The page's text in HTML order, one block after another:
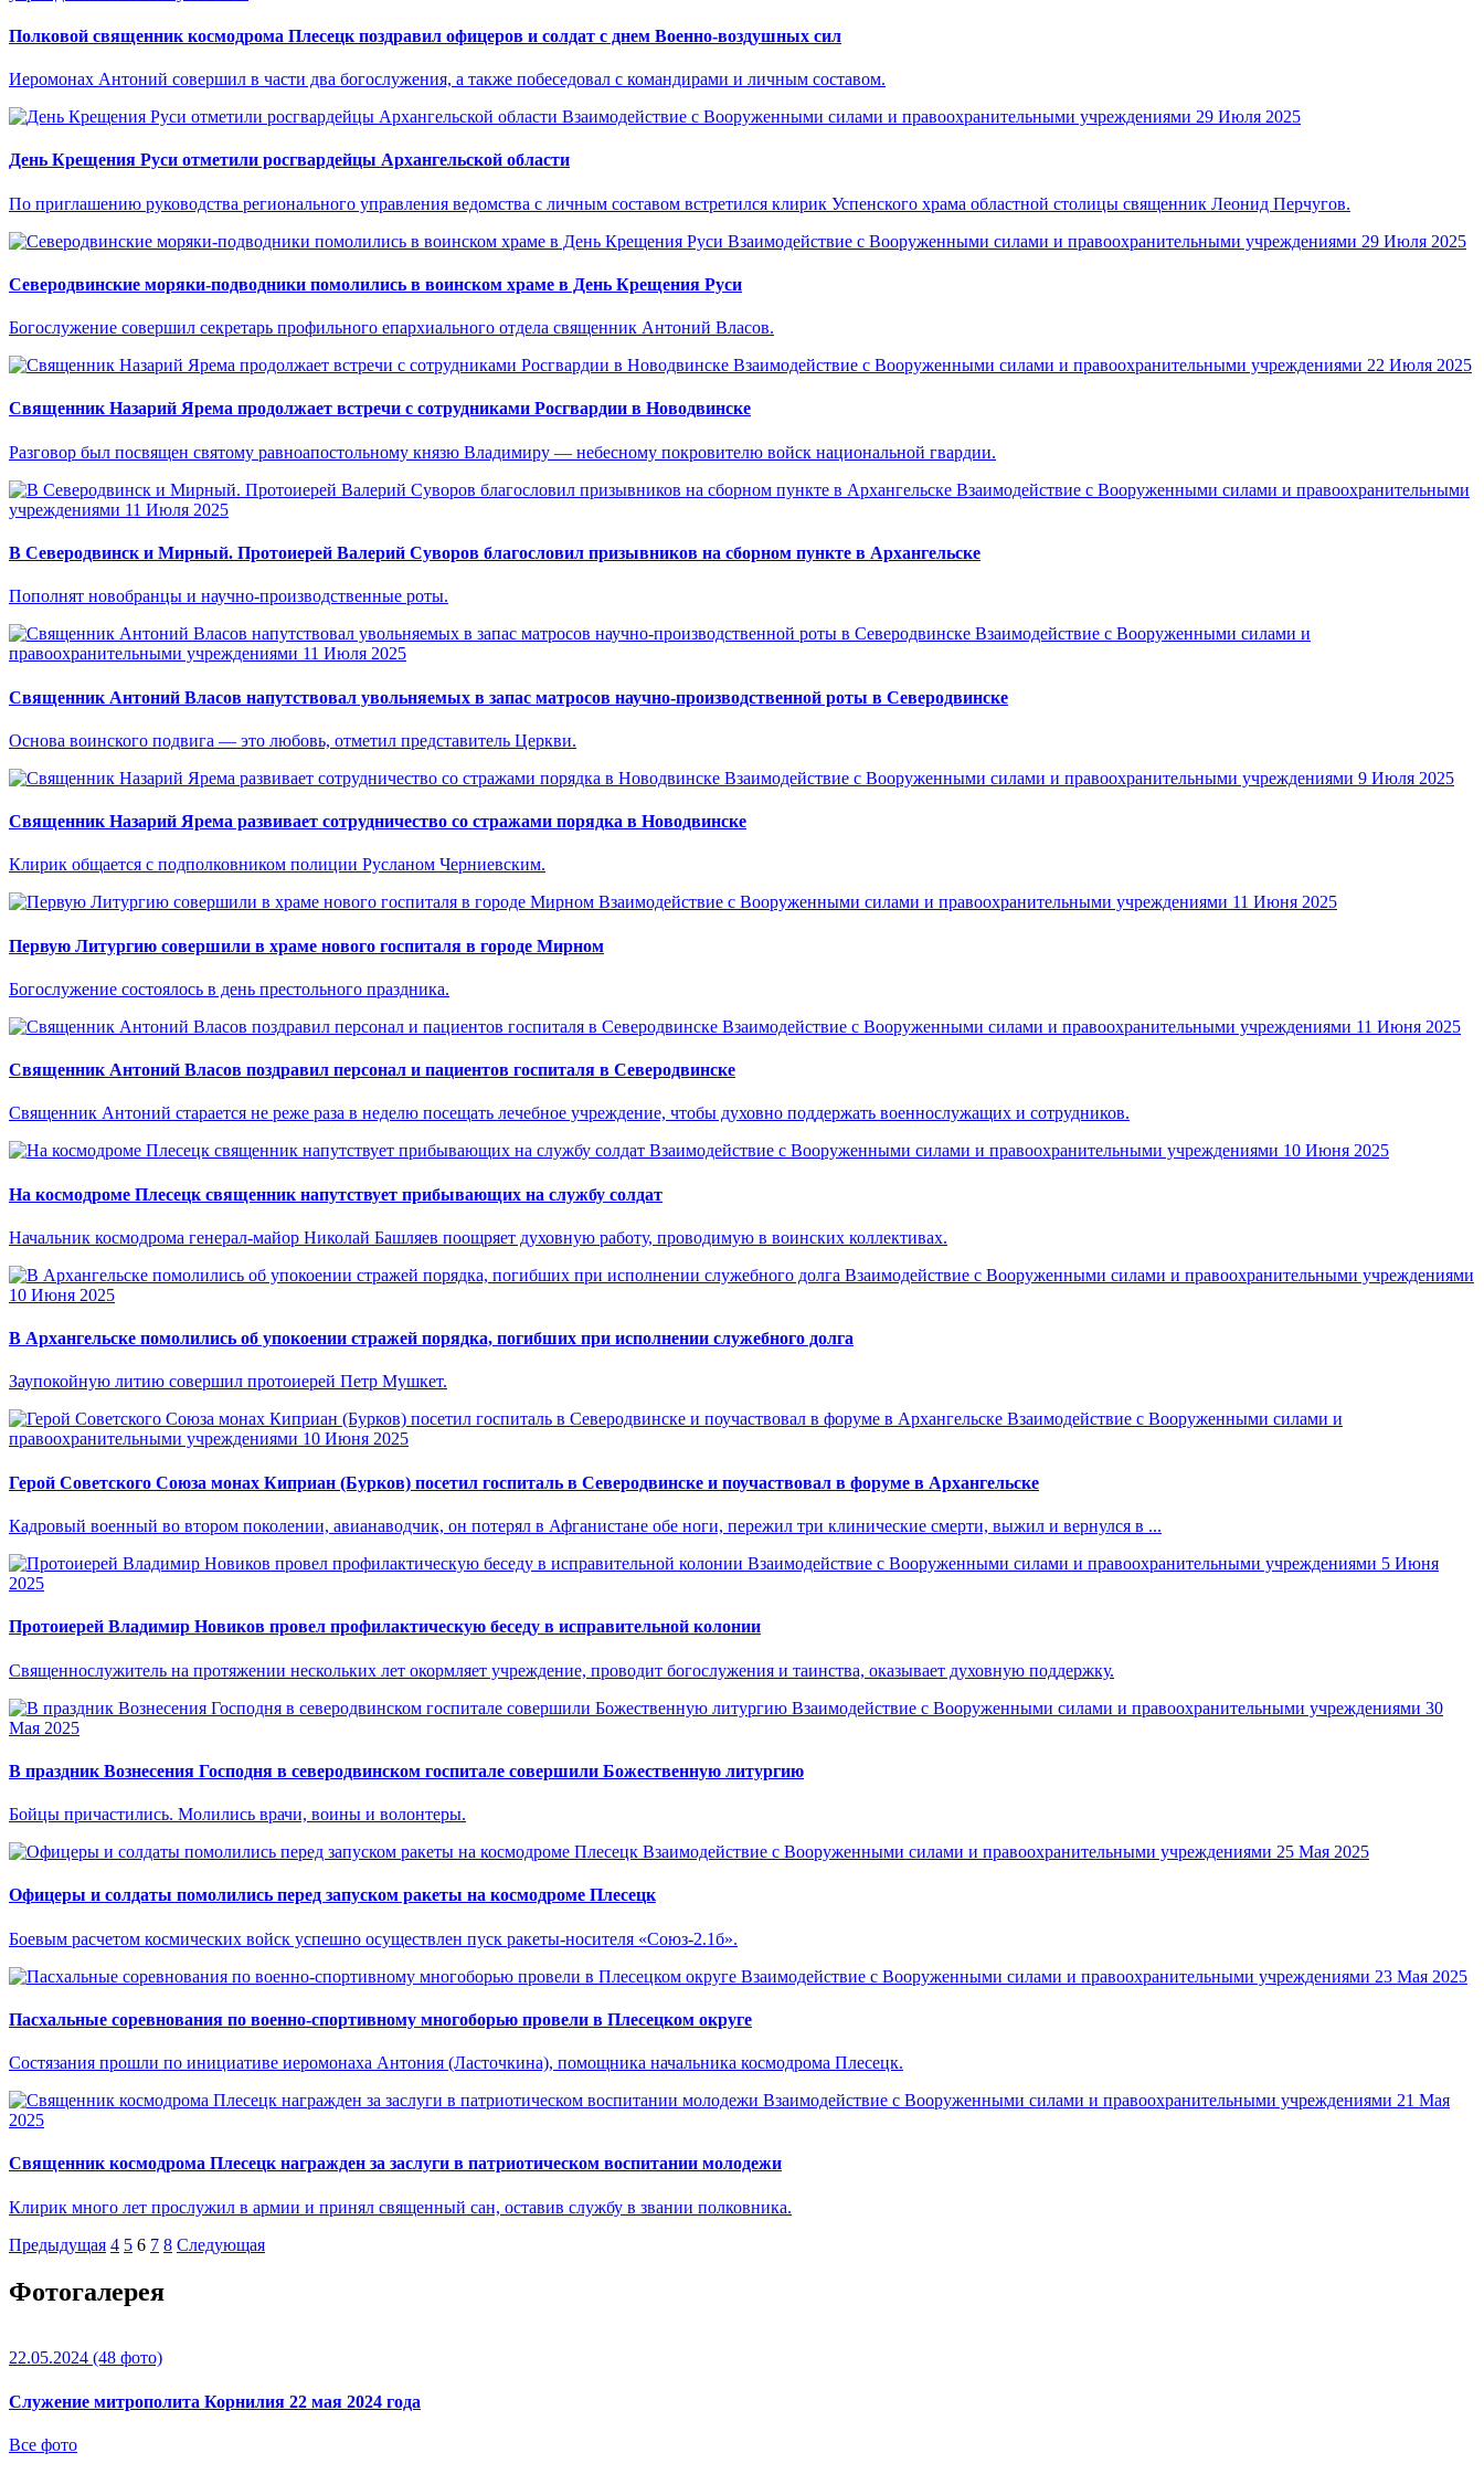
Полковой священник космодрома Плесецк поздравил офицеров и солдат с днем Военно-воздушных сил
Иеромонах Антоний совершил в части два богослужения, а также побеседовал с командирами и личным составом.
Взаимодействие с Вооруженными силами и правоохранительными учреждениями 29 Июля 2025
День Крещения Руси отметили росгвардейцы Архангельской области
По приглашению руководства регионального управления ведомства с личным составом встретился клирик Успенского храма областной столицы священник Леонид Перчугов.
Взаимодействие с Вооруженными силами и правоохранительными учреждениями 29 Июля 2025
Северодвинские моряки-подводники помолились в воинском храме в День Крещения Руси
Богослужение совершил секретарь профильного епархиального отдела священник Антоний Власов.
Взаимодействие с Вооруженными силами и правоохранительными учреждениями 22 Июля 2025
Священник Назарий Ярема продолжает встречи с сотрудниками Росгвардии в Новодвинске
Разговор был посвящен святому равноапостольному князю Владимиру — небесному покровителю войск национальной гвардии.
Взаимодействие с Вооруженными силами и правоохранительными
учреждениями 11 Июля 2025
В Северодвинск и Мирный. Протоиерей Валерий Суворов благословил призывников на сборном пункте в Архангельске
Пополнят новобранцы и научно-производственные роты.
Взаимодействие с Вооруженными силами и
правоохранительными учреждениями 11 Июля 2025
Священник Антоний Власов напутствовал увольняемых в запас матросов научно-производственной роты в Северодвинске
Основа воинского подвига — это любовь, отметил представитель Церкви.
Взаимодействие с Вооруженными силами и правоохранительными учреждениями 9 Июля 2025
Священник Назарий Ярема развивает сотрудничество со стражами порядка в Новодвинске
Клирик общается с подполковником полиции Русланом Черниевским.
Взаимодействие с Вооруженными силами и правоохранительными учреждениями 11 Июня 2025
Первую Литургию совершили в храме нового госпиталя в городе Мирном
Богослужение состоялось в день престольного праздника.
Взаимодействие с Вооруженными силами и правоохранительными учреждениями 11 Июня 2025
Священник Антоний Власов поздравил персонал и пациентов госпиталя в Северодвинске
Священник Антоний старается не реже раза в неделю посещать лечебное учреждение, чтобы духовно поддержать военнослужащих и сотрудников.
Взаимодействие с Вооруженными силами и правоохранительными учреждениями 10 Июня 2025
На космодроме Плесецк священник напутствует прибывающих на службу солдат
Начальник космодрома генерал-майор Николай Башляев поощряет духовную работу, проводимую в воинских коллективах.
Взаимодействие с Вооруженными силами и правоохранительными учреждениями
10 Июня 2025
В Архангельске помолились об упокоении стражей порядка, погибших при исполнении служебного долга
Заупокойную литию совершил протоиерей Петр Мушкет.
Взаимодействие с Вооруженными силами и
правоохранительными учреждениями 10 Июня 2025
Герой Советского Союза монах Киприан (Бурков) посетил госпиталь в Северодвинске и поучаствовал в форуме в Архангельске
Кадровый военный во втором поколении, авианаводчик, он потерял в Афганистане обе ноги, пережил три клинические смерти, выжил и вернулся в ...
Взаимодействие с Вооруженными силами и правоохранительными учреждениями 5 Июня
2025
Протоиерей Владимир Новиков провел профилактическую беседу в исправительной колонии
Священнослужитель на протяжении нескольких лет окормляет учреждение, проводит богослужения и таинства, оказывает духовную поддержку.
Взаимодействие с Вооруженными силами и правоохранительными учреждениями 30
Мая 2025
В праздник Вознесения Господня в северодвинском госпитале совершили Божественную литургию
Бойцы причастились. Молились врачи, воины и волонтеры.
Взаимодействие с Вооруженными силами и правоохранительными учреждениями 25 Мая 2025
Офицеры и солдаты помолились перед запуском ракеты на космодроме Плесецк
Боевым расчетом космических войск успешно осуществлен пуск ракеты-носителя «Союз-2.1б».
Взаимодействие с Вооруженными силами и правоохранительными учреждениями 23 Мая 2025
Пасхальные соревнования по военно-спортивному многоборью провели в Плесецком округе
Состязания прошли по инициативе иеромонаха Антония (Ласточкина), помощника начальника космодрома Плесецк.
Взаимодействие с Вооруженными силами и правоохранительными учреждениями 21 Мая
2025
Священник космодрома Плесецк награжден за заслуги в патриотическом воспитании молодежи
Клирик много лет прослужил в армии и принял священный сан, оставив службу в звании полковника.
Предыдущая 4 5 6 7 8 Следующая
Фотогалерея
22.05.2024 (48 фото)
Служение митрополита Корнилия 22 мая 2024 года
Все фото